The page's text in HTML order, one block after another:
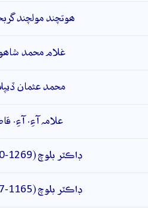
ھوتچند مولچند
غلام محمد
محمد عثمان
علامہ آءِ. آءِ.
ڊاڪٽر بلوچ (1269-1270 ھ)
ڊاڪٽر بلوچ (1165-1207 ھ)